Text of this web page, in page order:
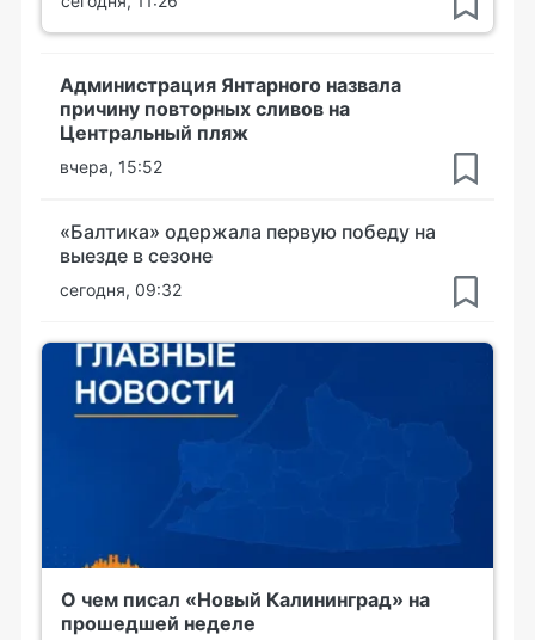
Администрация Янтарного назвала
причину повторных сливов на
Центральный пляж
вчера, 15:52
«Балтика» одержала первую победу на
выезде в сезоне
сегодня, 09:32
О чем писал «Новый Калининград» на
прошедшей неделе